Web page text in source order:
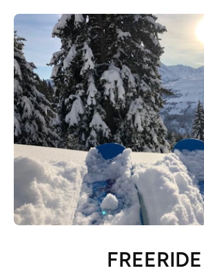
FREERIDE